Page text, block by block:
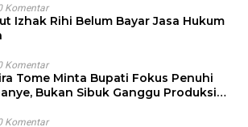
Komentar
Izhak Rihi Belum Bayar Jasa Hukum
Komentar
Tome Minta Bupati Fokus Penuhi
Bukan Sibuk Ganggu Produksi
Komentar